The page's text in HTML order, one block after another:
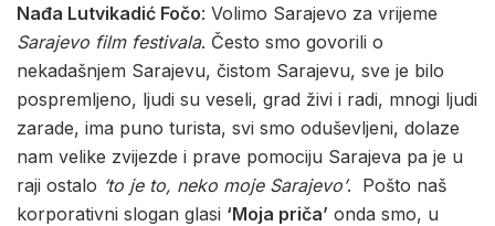
Nađa Lutvikadić Fočo: Volimo Sarajevo za vrijeme
Sarajevo film festivala. Često smo govorili o
nekadašnjem Sarajevu, čistom Sarajevu, sve je bilo
pospremljeno, ljudi su veseli, grad živi i radi, mnogi ljudi
zarade, ima puno turista, svi smo oduševljeni, dolaze
nam velike zvijezde i prave pomociju Sarajeva pa je u
raji ostalo ‘to je to, neko moje Sarajevo’. Pošto naš
korporativni slogan glasi ‘Moja priča’ onda smo, u